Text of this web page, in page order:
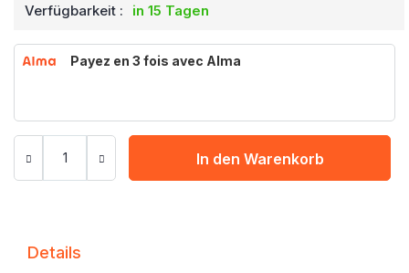
Verfügbarkeit : in 15 Tagen
Payez en 3 fois avec Alma
In den Warenkorb
Details